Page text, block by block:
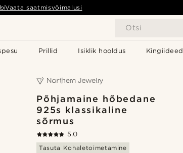
Otsi
Prillid Isiklik hooldus Kingiideed
- Vaata saatmisvõimalusi
Põhjamaine hõbedane
925s klassikaline
sõrmus
5.0
Tasuta Kohaletoimetamine